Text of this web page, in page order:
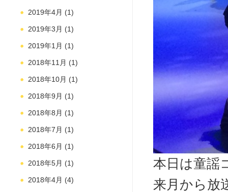
本日は童謡
来月から放
2019年4月 (1)
2019年3月 (1)
2019年1月 (1)
2018年11月 (1)
2018年10月 (1)
2018年9月 (1)
2018年8月 (1)
2018年7月 (1)
2018年6月 (1)
2018年5月 (1)
2018年4月 (4)